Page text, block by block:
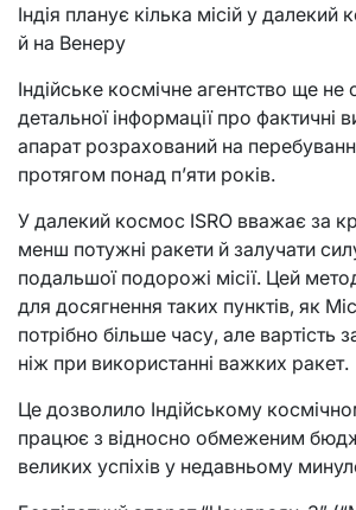
Індія планує кілька місій у
й на Венеру
Індійське космічне агентство ще не
детальної інформації про фактичні
апарат розрахований на
протягом понад п’яти років.
У далекий космос ISRO вважає за
менш потужні ракети й залучати
подальшої подорожі місії. Цей
для досягнення таких пунктів, як
потрібно більше часу, але вартість
ніж при використанні важких ракет.
Це дозволило Індійському
працює з відносно обмеженим
великих успіхів у недавньому